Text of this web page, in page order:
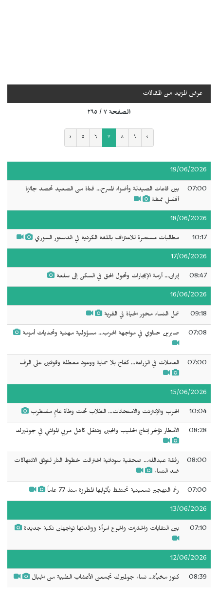
عرض المزيد من المقالات
الصفحة ٧ / ٢٩٥
‹ ٥ ٦ ٧ ٨ ٩ ›
19/06/2026
07:00
بين قاعات الصيدلة وأضواء المسرح... فتاة من الصعيد تحصد جائزة
أفضل ممثلة
18/06/2026
10:17 مطالبات مستمرة للاعتراف باللغة الكردية في الدستور السوري
17/06/2026
08:47 إيران... أزمة الإيجارات وتحول الحق في السكن إلى سلعة
16/06/2026
09:18 عمل النساء محور الحياة في القرية
07:08 صابرين حناوي في مواجهة الحرب... مسؤولية مهنية وتحديات أمومة
07:00 العاملات في الزراعة... كفاح بلا حماية ووعود معطلة وقوانين على الرف
15/06/2026
10:04 الحرب والإنترنت والامتحانات... الطلاب تحت وطأة عامٍ مضطرب
08:28 الأمطار تؤخر إنتاج الحليب والجبن وتثقل كاهل مربي المواشي في جولميرك
08:00
رفقة عبدالله... صحفية سودانية اخترقت خطوط النار لتوثق الانتهاكات
ضد النساء
07:00 رغم التهجير تسعينية تحتفظ بأثوابها المطرزة منذ 77 عاماً
13/06/2026
07:10 بين النفايات والحشرات والجوع امرأة ووالدتها تواجهان نكبة جديدة
12/06/2026
08:39 كنوز مخبأة... نساء جولميرك تجمعن الأعشاب الطبية من الجبال